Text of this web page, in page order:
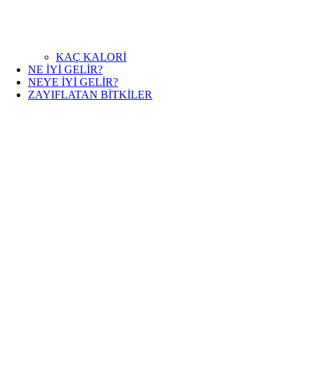
KAÇ KALORİ
NE İYİ GELİR?
NEYE İYİ GELİR?
ZAYIFLATAN BİTKİLER